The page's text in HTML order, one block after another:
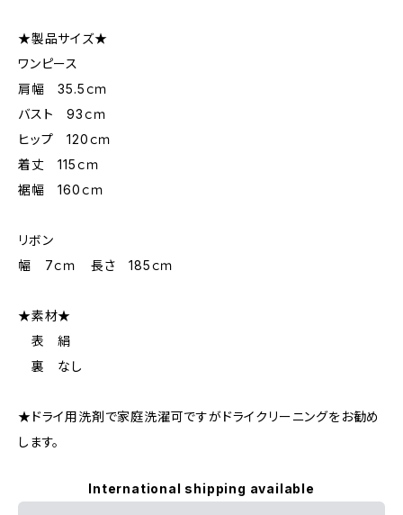
★製品サイズ★
ワンピース
肩幅 35.5ｃｍ
バスト 93ｃｍ
ヒップ 120ｃｍ
着丈 115ｃｍ
裾幅 160ｃｍ
リボン
幅 7ｃｍ 長さ 185ｃｍ
★素材★
表 絹
裏 なし
★ドライ用洗剤で家庭洗濯可ですがドライクリーニングをお勧め
します。
International shipping available